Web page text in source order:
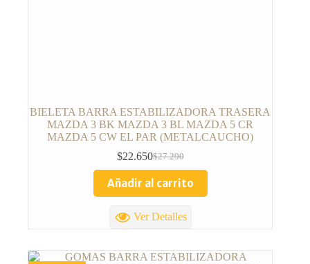
BIELETA BARRA ESTABILIZADORA TRASERA
MAZDA 3 BK MAZDA 3 BL MAZDA 5 CR
MAZDA 5 CW EL PAR (METALCAUCHO)
$27.290
$22.650
Añadir al carrito
Ver Detalles